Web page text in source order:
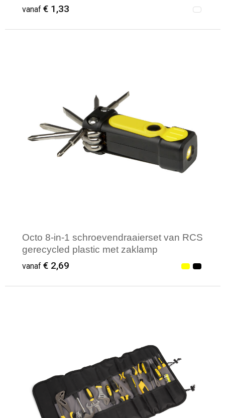
vanaf € 1,33
Octo 8-in-1 schroevendraaierset van RCS
gerecycled plastic met zaklamp
vanaf € 2,69